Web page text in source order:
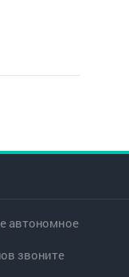
автономное
звоните